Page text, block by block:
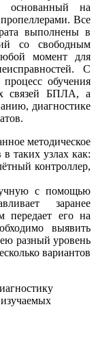
основанный на
Все
выполнены в
со свободным
момент для
С
обучения
связей БПЛА, а
диагностике
методическое
таких узлах как:
контроллер,
с помощью
заранее
передает его на
выявить
разный уровень
вариантов